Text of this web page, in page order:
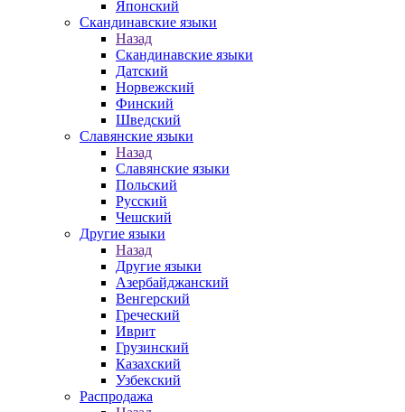
Японский
Скандинавские языки
Назад
Скандинавские языки
Датский
Норвежский
Финский
Шведский
Славянские языки
Назад
Славянские языки
Польский
Русский
Чешский
Другие языки
Назад
Другие языки
Азербайджанский
Венгерский
Греческий
Иврит
Грузинский
Казахский
Узбекский
Распродажа